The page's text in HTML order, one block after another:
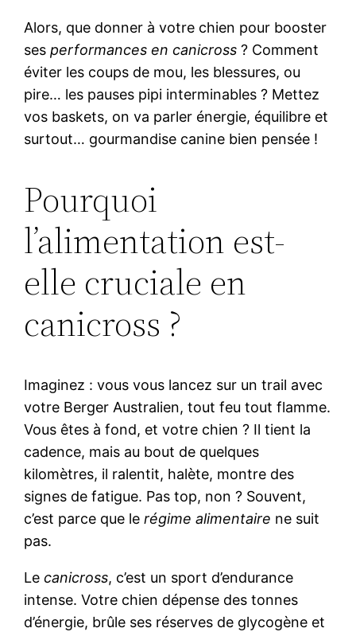
Alors, que donner à votre chien pour booster
sesperformances en canicross ? Comment
éviter les coups de mou, les blessures, ou
pire… les pauses pipi interminables ? Mettez
vos baskets, on va parler énergie, équilibre et
surtout… gourmandise canine bien pensée !
Pourquoi
l’alimentation est-
elle cruciale en
canicross ?
Imaginez : vous vous lancez sur un trail avec
votre Berger Australien, tout feu tout flamme.
Vous êtes à fond, et votre chien ? Il tient la
cadence, mais au bout de quelques
kilomètres, il ralentit, halète, montre des
signes de fatigue. Pas top, non ? Souvent,
c’est parce que lerégime alimentaire ne suit
pas.
Lecanicross, c’est un sport d’endurance
intense. Votre chien dépense des tonnes
d’énergie, brûle ses réserves de glycogène et